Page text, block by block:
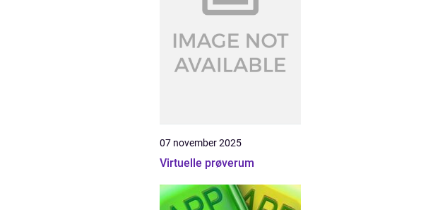
07 november 2025
Virtuelle prøverum